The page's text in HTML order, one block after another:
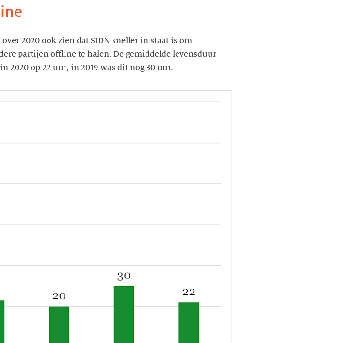
2020 ook zien dat SIDN sneller in staat is om
partijen offline te halen. De gemiddelde levensduur
2020 op 22 uur, in 2019 was dit nog 30 uur.